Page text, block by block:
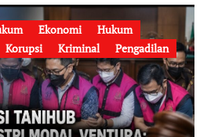
Ekonomi
Hukum
Korupsi Kriminal
Pengadilan